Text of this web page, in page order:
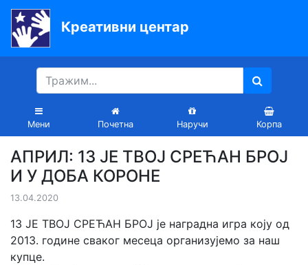
Креативни центар
Мени Почетна Наручи Корпа
Почетна
Књиге
Уџбеници
вртиће
Лектира
Акције
Блог
АПРИЛ: 13 ЈЕ ТВОЈ СРЕЋАН БРОЈ
И У ДОБА КОРОНЕ
13.04.2020
13 ЈЕ ТВОЈ СРЕЋАН БРОЈ је наградна игра коју од
2013. године сваког месеца организујемо за наш
купце.